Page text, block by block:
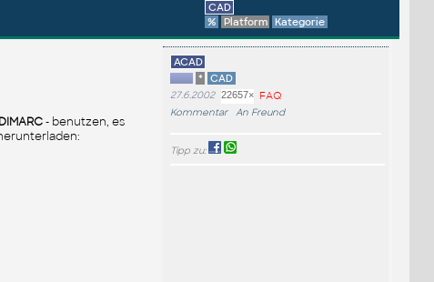
CAD
%
Platform Kategorie
DIMARC- benutzen, es
ACAD
*
CAD
27.6.2002 22657× FAQ
Kommentar An Freund
Tipp zu: